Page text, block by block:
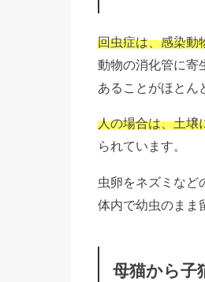
回虫症は、感染動
動物の消化管に寄
あることがほとん
人の場合は、土壌
られています。
虫卵をネズミなど
体内で幼虫のまま
母猫から子